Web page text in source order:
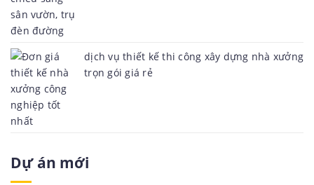
dịch vụ thiết kế thi công xây dựng nhà xưởng
trọn gói giá rẻ
Dự án mới